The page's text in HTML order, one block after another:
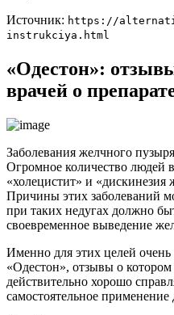
Источник: https://
instrukciya.html
«Одестон»:
врачей о
Заболевания желчного
Огромное количество людей
«холецистит» и
Причины этих заболеваний
при таких недугах должно
своевременное выведение
Именно для этих целей очень
«Одестон», отзывы о
действительно хорошо
самостоятельное